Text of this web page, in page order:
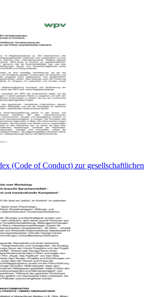
(Code of Conduct) zur gesellschaftlichen